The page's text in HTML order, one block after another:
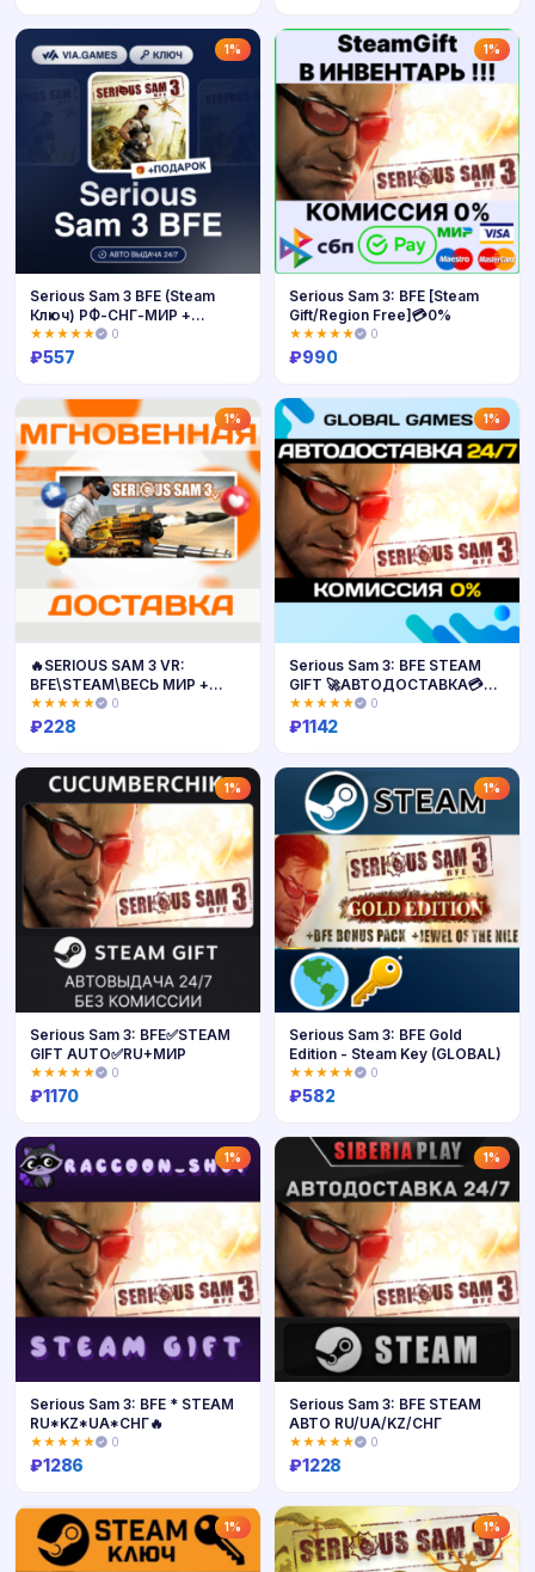
Купить Купить
1%
Купить
Serious Sam 3 BFE (Steam
Ключ) РФ-СНГ-МИР +
ПОДАРОК
★★★★★ 0
₽557
1%
Купить
Serious Sam 3: BFE [Steam
Gift/Region Free]💳0%
★★★★★ 0
₽990
1%
Купить
🔥SERIOUS SAM 3 VR:
BFE\STEAM\ВЕСЬ МИР +
РФ\КЛЮЧ
★★★★★ 0
₽228
1%
Купить
Serious Sam 3: BFE STEAM
GIFT 🚀АВТОДОСТАВКА💳
0%
★★★★★ 0
₽1142
1%
Купить
Serious Sam 3: BFE✅STEAM
GIFT AUTO✅RU+МИР
★★★★★ 0
₽1170
1%
Купить
Serious Sam 3: BFE Gold
Edition - Steam Key (GLOBAL)
★★★★★ 0
₽582
1%
Купить
Serious Sam 3: BFE * STEAM
RU*KZ*UA*СНГ🔥
★★★★★ 0
₽1286
1%
Купить
Serious Sam 3: BFE STEAM
АВТО RU/UA/KZ/СНГ
★★★★★ 0
₽1228
1% 1%